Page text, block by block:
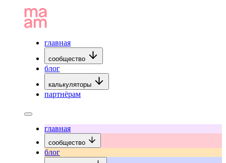
главная
сообщество
блог
калькуляторы
партнёрам
главная
сообщество
блог